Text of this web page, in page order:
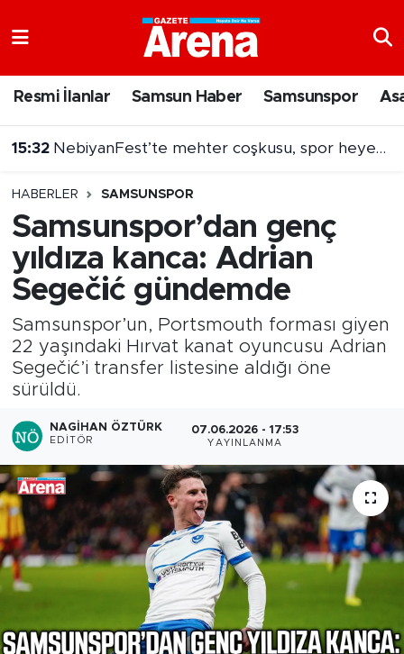
Resmi İlanlar Samsun Haber Samsunspor
15:32 NebiyanFest’te mehter coşkusu, spor heyecanı
HABERLER SAMSUNSPOR
Samsunspor’dan genç
yıldıza kanca: Adrian
Segečić gündemde
Samsunspor’un, Portsmouth forması giyen
22 yaşındaki Hırvat kanat oyuncusu Adrian
Segečić’i transfer listesine aldığı öne
sürüldü.
NAGIHAN ÖZTÜRK
EDITÖR
07.06.2026 - 17:53
YAYINLANMA
Samsun Namaz Vakitleri
Süper Lig Puan Durumu ve Fikstür
Tüm Manşetler
Son Dakika Haberleri
Haber Arşivi